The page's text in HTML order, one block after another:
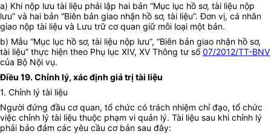
a) Khi nộp lưu tài liệu phải lập hai bản “Mục lục hồ sơ, tài liệu nộp
lưu” và hai bản “Biên bản giao nhận hồ sơ, tài liệu”. Đơn vị, cá nhân
giao nộp tài liệu và Lưu trữ cơ quan giữ mỗi loại một bản.
b) Mẫu “Mục lục hồ sơ, tài liệu nộp lưu”, “Biên bản giao nhận hồ sơ,
tài liệu” thực hiện theo Phụ lục XIV, XV Thông tư số07/2012/TT-BNV
của Bộ Nội vụ.
Điều 19. Chỉnh lý, xác định giá trị tài liệu
1. Chỉnh lý tài liệu
Người đứng đầu cơ quan, tổ chức có trách nhiệm chỉ đạo, tổ chức
việc chỉnh lý tài liệu thuộc phạm vi quản lý. Tài liệu sau khi chỉnh lý
phải bảo đảm các yêu cầu cơ bản sau đây: